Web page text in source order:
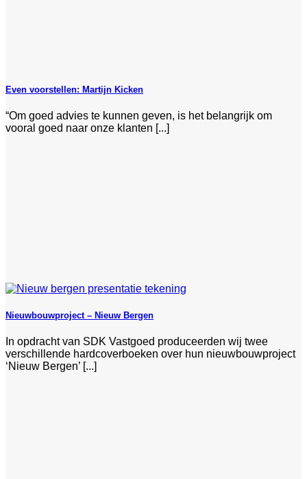
Even voorstellen: Martijn Kicken
“Om goed advies te kunnen geven, is het belangrijk om
vooral goed naar onze klanten [...]
Nieuwbouwproject – Nieuw Bergen
In opdracht van SDK Vastgoed produceerden wij twee
verschillende hardcoverboeken over hun nieuwbouwproject
‘Nieuw Bergen’ [...]